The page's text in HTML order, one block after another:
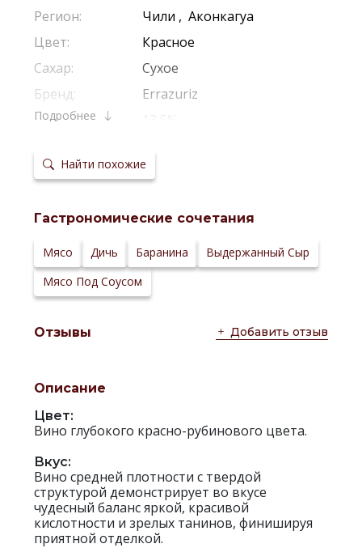
Регион:
Чили , Аконкагуа
Цвет:
Красное
Сахар:
Сухое
Бренд:
Errazuriz
Крепость:
Виноград:
Каберне Совиньон
хранения:
Температура
18-20°С
Сайт
производителя:
Подробнее
Найти похожие
Гастрономические сочетания
Мясо Дичь Баранина
Выдержанный Сыр
Мясо Под Соусом
Отзывы Добавить отзыв
Описание
Цвет:
Вино глубокого красно-рубинового цвета.
Вкус:
Вино средней плотности с твердой
структурой демонстрирует во вкусе
чудесный баланс яркой, красивой
кислотности и зрелых танинов, финишируя
приятной отделкой.